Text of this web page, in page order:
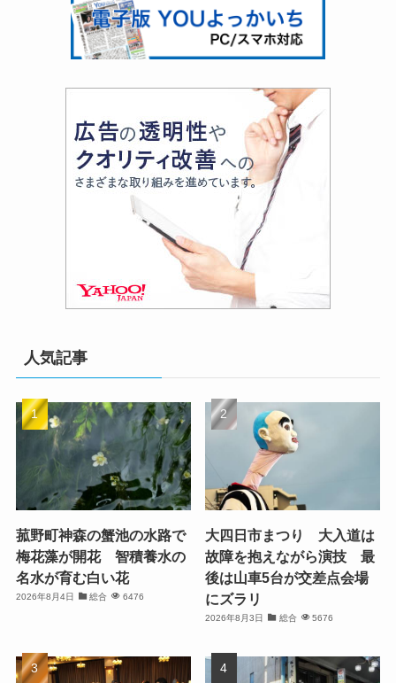
人気記事
菰野町神森の蟹池の水路で
梅花藻が開花 智積養水の
名水が育む白い花
2026年8月4日 総合 6476
大四日市まつり 大入道は
故障を抱えながら演技 最
後は山車5台が交差点会場
にズラリ
2026年8月3日 総合 5676